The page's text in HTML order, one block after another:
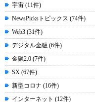
宇宙 (11件)
NewsPicksトピックス (74件)
Web3 (31件)
デジタル金融 (6件)
金融2.0 (7件)
SX (67件)
新型コロナ (16件)
インターネット (12件)